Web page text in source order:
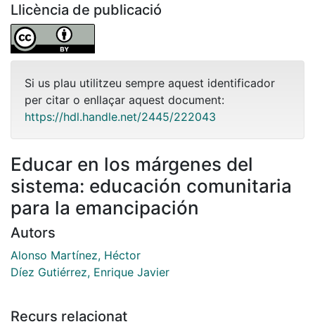
Llicència de publicació
Si us plau utilitzeu sempre aquest identificador
per citar o enllaçar aquest document:
https://hdl.handle.net/2445/222043
Educar en los márgenes del
sistema: educación comunitaria
para la emancipación
Autors
Alonso Martínez, Héctor
Díez Gutiérrez, Enrique Javier
Recurs relacionat